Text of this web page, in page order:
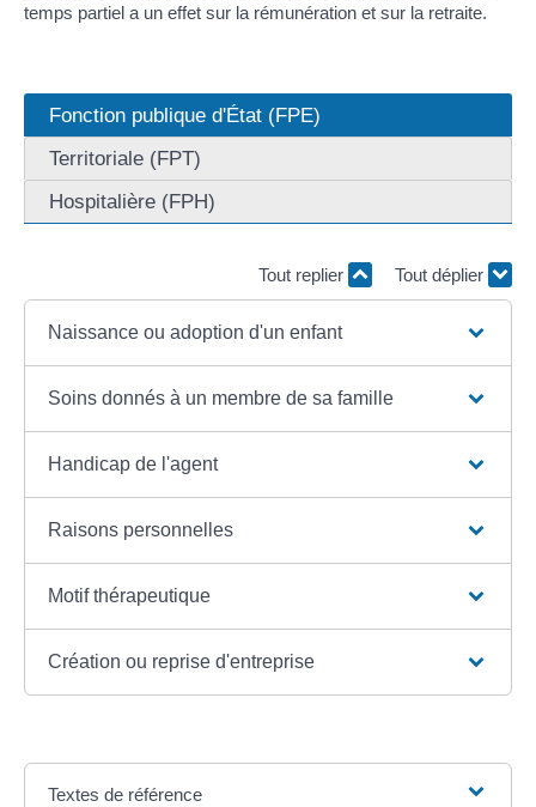
temps partiel a un effet sur la rémunération et sur la retraite.
Fonction publique d'État (FPE)
Territoriale (FPT)
Hospitalière (FPH)
Tout replier Tout déplier
Naissance ou adoption d'un enfant
Soins donnés à un membre de sa famille
Handicap de l'agent
Raisons personnelles
Motif thérapeutique
Création ou reprise d'entreprise
Textes de référence